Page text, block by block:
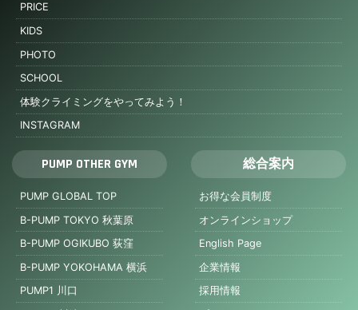
PRICE
KIDS
PHOTO
SCHOOL
体験クライミングをやってみよう！
INSTAGRAM
PUMP OTHER GYM
PUMP GLOBAL TOP
B-PUMP TOKYO 秋葉原
B-PUMP OGIKUBO 荻窪
B-PUMP YOKOHAMA 横浜
PUMP1 川口
総合案内
お得な会員制度
オンラインショップ
English Page
企業情報
採用情報